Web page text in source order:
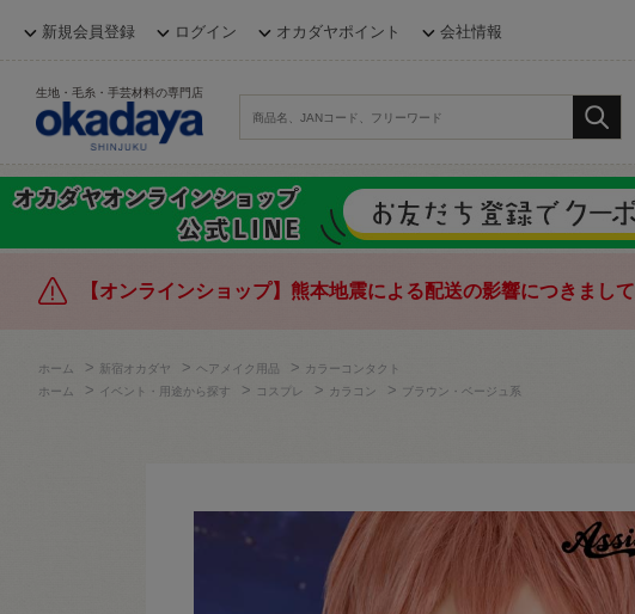
新規会員登録 ログイン オカダヤポイント 会社情報
生地・毛糸・手芸材料の専門店
【オンラインショップ】熊本地震による配送の影響につきまして
ホーム > 新宿オカダヤ > ヘアメイク用品 >
カラーコンタクト
ホーム
> イベント・用途から探す > コスプレ > カラコン > ブラウン・ベージュ系